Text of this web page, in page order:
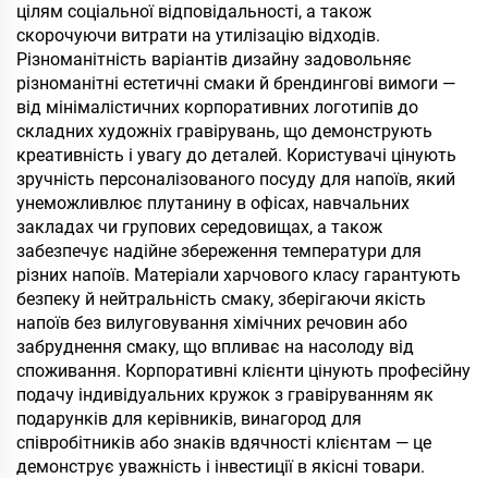
цілям соціальної відповідальності, а також
скорочуючи витрати на утилізацію відходів.
Різноманітність варіантів дизайну задовольняє
різноманітні естетичні смаки й брендингові вимоги —
від мінімалістичних корпоративних логотипів до
складних художніх гравірувань, що демонструють
креативність і увагу до деталей. Користувачі цінують
зручність персоналізованого посуду для напоїв, який
унеможливлює плутанину в офісах, навчальних
закладах чи групових середовищах, а також
забезпечує надійне збереження температури для
різних напоїв. Матеріали харчового класу гарантують
безпеку й нейтральність смаку, зберігаючи якість
напоїв без вилуговування хімічних речовин або
забруднення смаку, що впливає на насолоду від
споживання. Корпоративні клієнти цінують професійну
подачу індивідуальних кружок з гравіруванням як
подарунків для керівників, винагород для
співробітників або знаків вдячності клієнтам — це
демонструє уважність і інвестиції в якісні товари.